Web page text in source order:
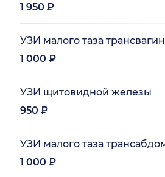
1 950 ₽
УЗИ малого таза
1 000 ₽
УЗИ щитовидной железы
950 ₽
УЗИ малого таза
1 000 ₽